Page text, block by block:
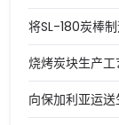
将SL-180炭棒
烧烤炭块生产
向保加利亚运